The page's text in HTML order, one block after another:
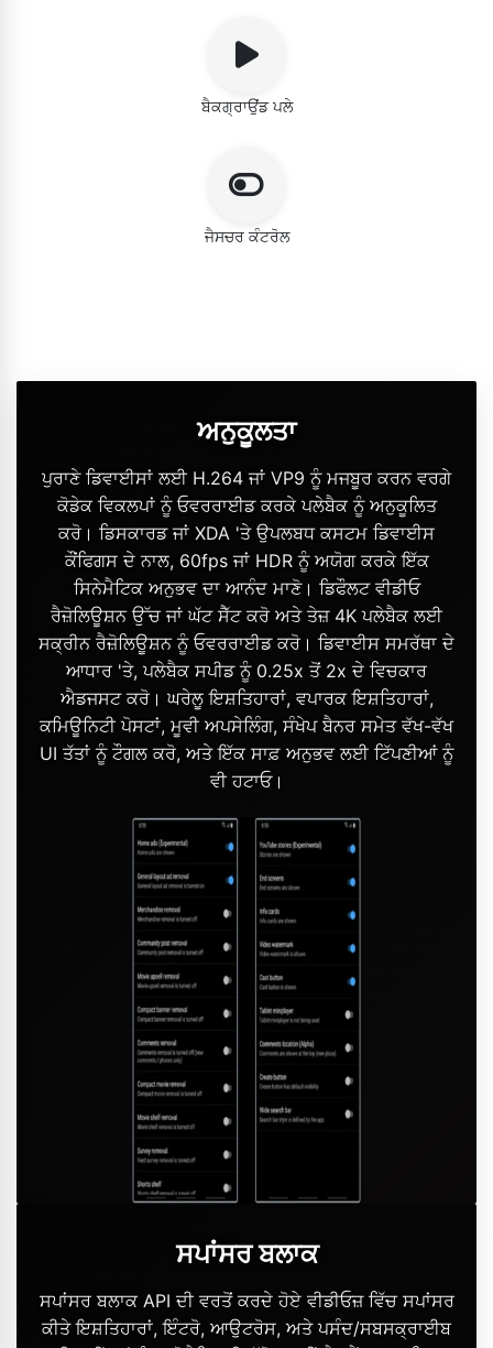
ਬੈਕਗ੍ਰਾਉਂਡ ਪਲੇ
ਜੈਸਚਰ ਕੰਟਰੋਲ
ਅਨੁਕੂਲਤਾ
ਪੁਰਾਣੇ ਡਿਵਾਈਸਾਂ ਲਈ H.264 ਜਾਂ VP9 ਨੂੰ ਮਜਬੂਰ ਕਰਨ ਵਰਗੇ
ਕੋਡੇਕ ਵਿਕਲਪਾਂ ਨੂੰ ਓਵਰਰਾਈਡ ਕਰਕੇ ਪਲੇਬੈਕ ਨੂੰ ਅਨੁਕੂਲਿਤ
ਕਰੋ। ਡਿਸਕਾਰਡ ਜਾਂ XDA 'ਤੇ ਉਪਲਬਧ ਕਸਟਮ ਡਿਵਾਈਸ
ਕੌਂਫਿਗਸ ਦੇ ਨਾਲ, 60fps ਜਾਂ HDR ਨੂੰ ਅਯੋਗ ਕਰਕੇ ਇੱਕ
ਸਿਨੇਮੈਟਿਕ ਅਨੁਭਵ ਦਾ ਆਨੰਦ ਮਾਣੋ। ਡਿਫੌਲਟ ਵੀਡੀਓ
ਰੈਜ਼ੋਲਿਊਸ਼ਨ ਉੱਚ ਜਾਂ ਘੱਟ ਸੈੱਟ ਕਰੋ ਅਤੇ ਤੇਜ਼ 4K ਪਲੇਬੈਕ ਲਈ
ਸਕ੍ਰੀਨ ਰੈਜ਼ੋਲਿਊਸ਼ਨ ਨੂੰ ਓਵਰਰਾਈਡ ਕਰੋ। ਡਿਵਾਈਸ ਸਮਰੱਥਾ ਦੇ
ਆਧਾਰ 'ਤੇ, ਪਲੇਬੈਕ ਸਪੀਡ ਨੂੰ 0.25x ਤੋਂ 2x ਦੇ ਵਿਚਕਾਰ
ਐਡਜਸਟ ਕਰੋ। ਘਰੇਲੂ ਇਸ਼ਤਿਹਾਰਾਂ, ਵਪਾਰਕ ਇਸ਼ਤਿਹਾਰਾਂ,
ਕਮਿਊਨਿਟੀ ਪੋਸਟਾਂ, ਮੂਵੀ ਅਪਸੇਲਿੰਗ, ਸੰਖੇਪ ਬੈਨਰ ਸਮੇਤ ਵੱਖ-ਵੱਖ
UI ਤੱਤਾਂ ਨੂੰ ਟੌਗਲ ਕਰੋ, ਅਤੇ ਇੱਕ ਸਾਫ਼ ਅਨੁਭਵ ਲਈ ਟਿੱਪਣੀਆਂ ਨੂੰ
ਵੀ ਹਟਾਓ।
ਸਪਾਂਸਰ ਬਲਾਕ
ਸਪਾਂਸਰ ਬਲਾਕ API ਦੀ ਵਰਤੋਂ ਕਰਦੇ ਹੋਏ ਵੀਡੀਓਜ਼ ਵਿੱਚ ਸਪਾਂਸਰ
ਕੀਤੇ ਇਸ਼ਤਿਹਾਰਾਂ, ਇੰਟਰੋ, ਆਉਟਰੋਸ, ਅਤੇ ਪਸੰਦ/ਸਬਸਕ੍ਰਾਈਬ